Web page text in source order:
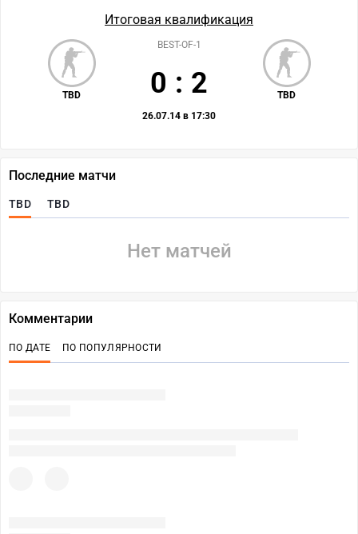
Итоговая квалификация
TBD TBD
BEST-OF-1
0 : 2
26.07.14 в 17:30
Последние матчи
TBD TBD
Нет матчей
Комментарии
ПО ДАТЕ ПО ПОПУЛЯРНОСТИ